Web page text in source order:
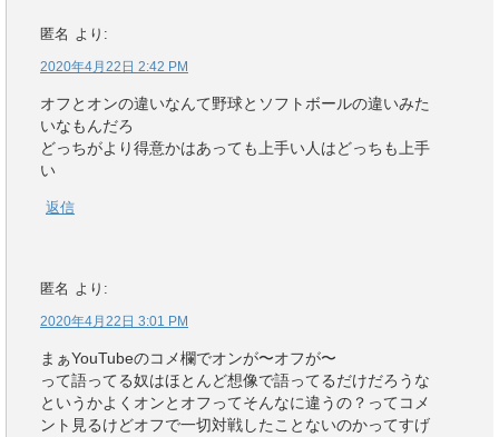
匿名 より:
2020年4月22日 2:42 PM
オフとオンの違いなんて野球とソフトボールの違いみた
いなもんだろ
どっちがより得意かはあっても上手い人はどっちも上手
い
返信
匿名 より:
2020年4月22日 3:01 PM
まぁYouTubeのコメ欄でオンが〜オフが〜
って語ってる奴はほとんど想像で語ってるだけだろうな
というかよくオンとオフってそんなに違うの？ってコメ
ント見るけどオフで一切対戦したことないのかってすげ